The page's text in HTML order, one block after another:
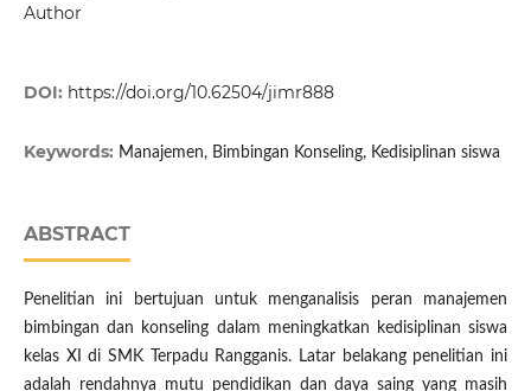
Author
DOI: https://doi.org/10.62504/jimr888
Keywords: Manajemen, Bimbingan Konseling, Kedisiplinan siswa
ABSTRACT
Penelitian ini bertujuan untuk menganalisis peran manajemen
bimbingan dan konseling dalam meningkatkan kedisiplinan siswa
kelas XI di SMK Terpadu Rangganis. Latar belakang penelitian ini
adalah rendahnya mutu pendidikan dan daya saing yang masih